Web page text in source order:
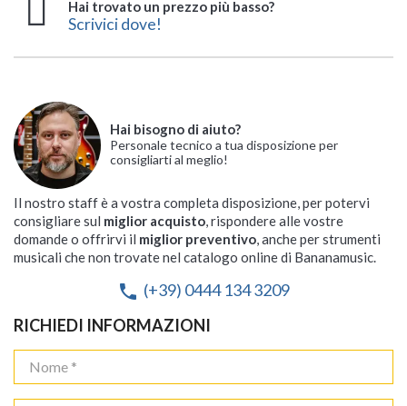
Hai trovato un prezzo più basso?
Scrivici dove!
Hai bisogno di aiuto?
Personale tecnico a tua disposizione per
consigliarti al meglio!
Il nostro staff è a vostra completa disposizione, per potervi
consigliare sul miglior acquisto, rispondere alle vostre
domande o offrirvi il miglior preventivo, anche per strumenti
musicali che non trovate nel catalogo online di Bananamusic.
phone (+39) 0444 134 3209
RICHIEDI INFORMAZIONI